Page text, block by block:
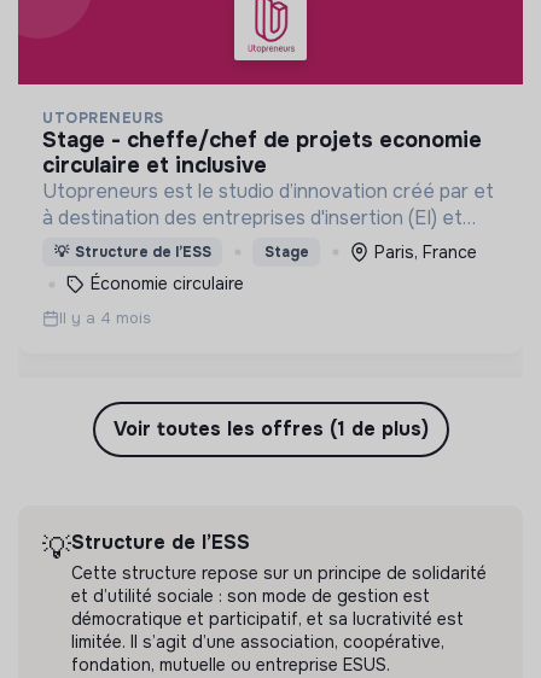
UTOPRENEURS
stage - cheffe/chef de projets economie
circulaire et inclusive
Utopreneurs est le studio d’innovation créé par et
à destination des entreprises d'insertion (EI) et
adaptées (EA). Sa mission est de rendre la société
plus inclusive.
💡 Structure de l’ESS Stage
Paris, France
Économie circulaire
Il y a 4 mois
Voir toutes les offres (1 de plus)
💡Structure de l’ESS
Cette structure repose sur un principe de solidarité
et d’utilité sociale : son mode de gestion est
démocratique et participatif, et sa lucrativité est
limitée. Il s’agit d’une association, coopérative,
fondation, mutuelle ou entreprise ESUS.